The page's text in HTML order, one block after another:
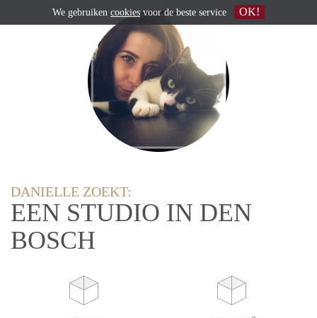
DANIELLE ZOEKT:
EEN STUDIO IN DEN
BOSCH
We gebruiken cookiesvoor de beste service OK!